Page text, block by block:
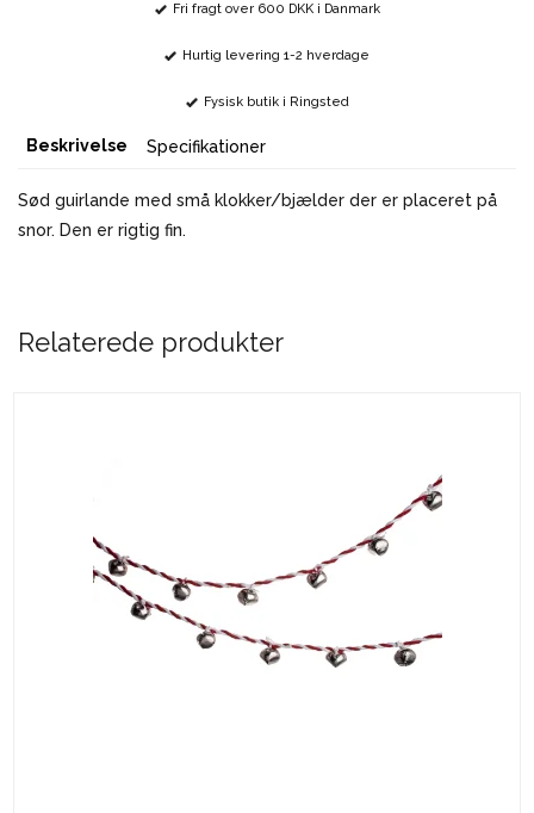
Fri fragt over 600 DKK i Danmark
Hurtig levering 1-2 hverdage
Fysisk butik i Ringsted
Beskrivelse Specifikationer
Sød guirlande med små klokker/bjælder der er placeret på
snor. Den er rigtig fin.
Relaterede produkter